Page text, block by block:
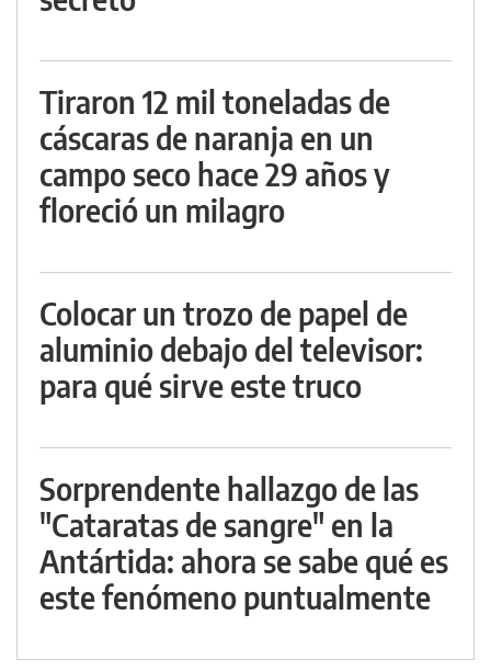
Tiraron 12 mil toneladas de
cáscaras de naranja en un
campo seco hace 29 años y
floreció un milagro
Colocar un trozo de papel de
aluminio debajo del televisor:
para qué sirve este truco
Sorprendente hallazgo de las
"Cataratas de sangre" en la
Antártida: ahora se sabe qué es
este fenómeno puntualmente